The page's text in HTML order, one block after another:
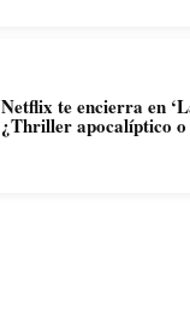
Netflix te encierra en
¿Thriller apocalíptico